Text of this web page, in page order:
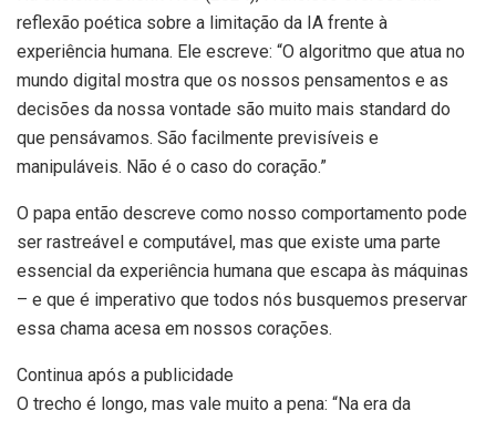
reflexão poética sobre a limitação da IA frente à
experiência humana. Ele escreve: “O algoritmo que atua no
mundo digital mostra que os nossos pensamentos e as
decisões da nossa vontade são muito mais standard do
que pensávamos. São facilmente previsíveis e
manipuláveis. Não é o caso do coração.”
O papa então descreve como nosso comportamento pode
ser rastreável e computável, mas que existe uma parte
essencial da experiência humana que escapa às máquinas
– e que é imperativo que todos nós busquemos preservar
essa chama acesa em nossos corações.
Continua após a publicidade
O trecho é longo, mas vale muito a pena: “Na era da